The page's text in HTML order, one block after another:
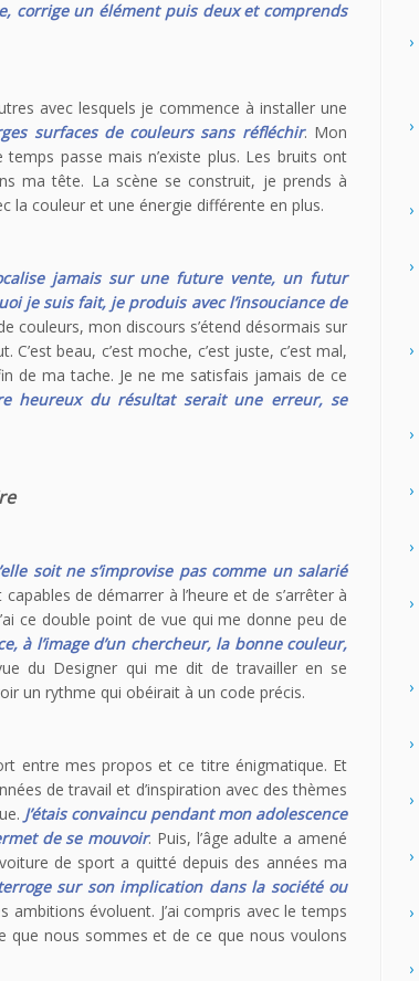
corrige un élément puis deux et comprends
avec lesquels je commence à installer une
surfaces de couleurs sans réfléchir. Mon
passe mais n’existe plus. Les bruits ont
ma tête. La scène se construit, je prends à
la couleur et une énergie différente en plus.
jamais sur une future vente, un futur
je suis fait, je produis avec l’insouciance de
couleurs, mon discours s’étend désormais sur
beau, c’est moche, c’est juste, c’est mal,
de ma tache. Je ne me satisfais jamais de ce
heureux du résultat serait une erreur, se
soit ne s’improvise pas comme un salarié
de démarrer à l’heure et de s’arrêter à
ce double point de vue qui me donne peu de
à l’image d’un chercheur, la bonne couleur,
du Designer qui me dit de travailler en se
un rythme qui obéirait à un code précis.
entre mes propos et ce titre énigmatique. Et
de travail et d’inspiration avec des thèmes
J’étais convaincu pendant mon adolescence
de se mouvoir. Puis, l’âge adulte a amené
de sport a quitté depuis des années ma
sur son implication dans la société ou
ambitions évoluent. J’ai compris avec le temps
que nous sommes et de ce que nous voulons